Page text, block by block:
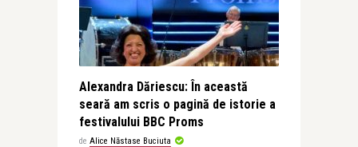
Alexandra Dăriescu: În această
seară am scris o pagină de istorie a
festivalului BBC Proms
de Alice Năstase Buciuta